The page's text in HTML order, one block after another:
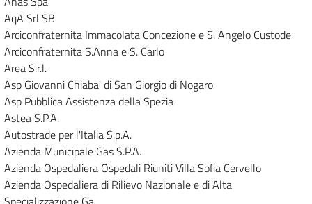
AqA Srl SB
Arciconfraternita Immacolata Concezione e S. Angelo Custode
Arciconfraternita S.Anna e S. Carlo
Area S.r.l.
Asp Giovanni Chiaba' di San Giorgio di Nogaro
Asp Pubblica Assistenza della Spezia
Astea S.P.A.
Autostrade per l'Italia S.p.A.
Azienda Municipale Gas S.P.A.
Azienda Ospedaliera Ospedali Riuniti Villa Sofia Cervello
Azienda Ospedaliera di Rilievo Nazionale e di Alta